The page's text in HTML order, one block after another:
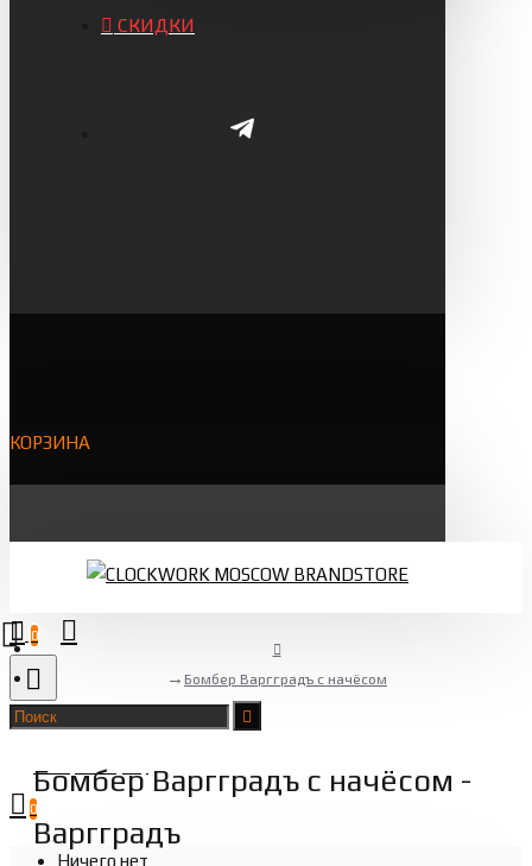
СКИДКИ
КОРЗИНА
0
Товаров 0 (0 ₽)
0
Ничего нет
Бомбер Варгградъ с начёсом
Бомбер Варгградъ с начёсом -
Варгградъ